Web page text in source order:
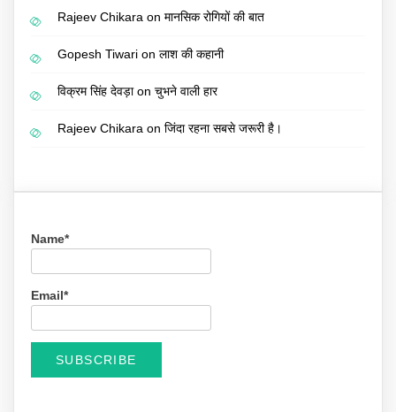
Rajeev Chikara on मानसिक रोगियों की बात
Gopesh Tiwari on लाश की कहानी
विक्रम सिंह देवड़ाon चुभने वाली हार
Rajeev Chikara on जिंदा रहना सबसे जरूरी है।
Name*
Email*